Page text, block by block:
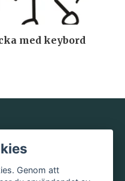
med keybord
Genom att